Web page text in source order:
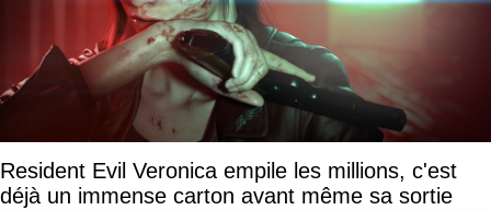
Resident Evil Veronica empile les millions, c'est
déjà un immense carton avant même sa sortie